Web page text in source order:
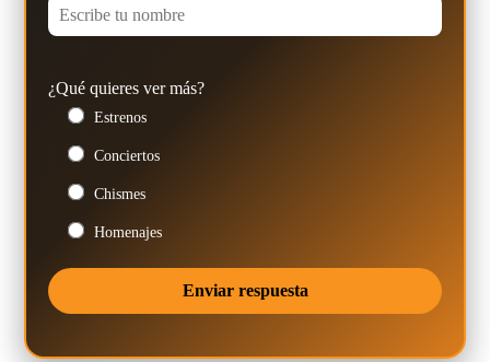
¿Qué quieres ver más?
Estrenos
Conciertos
Chismes
Homenajes